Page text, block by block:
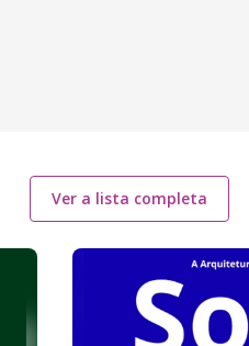
Ver a lista completa